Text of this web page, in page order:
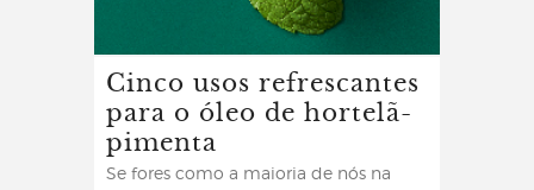
Cinco usos refrescantes
para o óleo de hortelã-
pimenta
Se fores como a maioria de nós na